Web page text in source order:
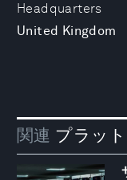
Headquarters
United Kingdom
関連 プラッ